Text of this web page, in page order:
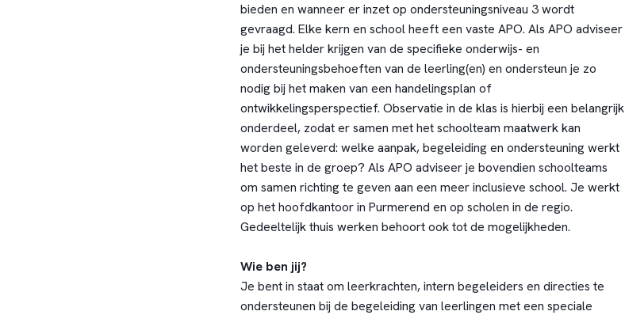
bieden en wanneer er inzet op ondersteuningsniveau 3 wordt
gevraagd. Elke kern en school heeft een vaste APO. Als APO adviseer
je bij het helder krijgen van de specifieke onderwijs- en
ondersteuningsbehoeften van de leerling(en) en ondersteun je zo
nodig bij het maken van een handelingsplan of
ontwikkelingsperspectief. Observatie in de klas is hierbij een belangrijk
onderdeel, zodat er samen met het schoolteam maatwerk kan
worden geleverd: welke aanpak, begeleiding en ondersteuning werkt
het beste in de groep? Als APO adviseer je bovendien schoolteams
om samen richting te geven aan een meer inclusieve school. Je werkt
op het hoofdkantoor in Purmerend en op scholen in de regio.
Gedeeltelijk thuis werken behoort ook tot de mogelijkheden.
Wie ben jij?
Je bent in staat om leerkrachten, intern begeleiders en directies te
ondersteunen bij de begeleiding van leerlingen met een speciale